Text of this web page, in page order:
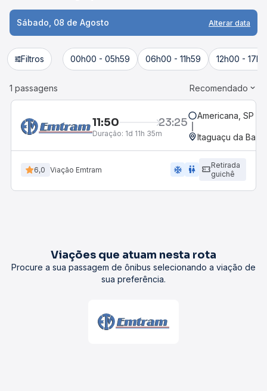
Sábado, 08 de Agosto Alterar data
Filtros 00h00 - 05h59 06h00 - 11h59 12h00 -
1 passagens Recomendado
11:50 23:25
Duração: 1d 11h 35m
Americana, SP -
Itaguaçu da
6,0 Viação Emtram ac_unit wc
Retirada
guichê
Viações que atuam nesta rota
Procure a sua passagem de ônibus selecionando a viação de
sua preferência.